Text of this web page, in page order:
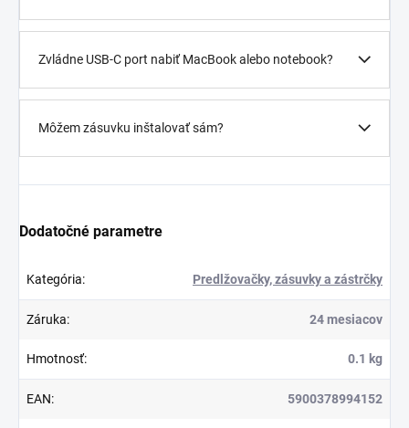
Zvládne USB-C port nabiť MacBook alebo notebook?
Môžem zásuvku inštalovať sám?
Dodatočné parametre
Kategória: Predlžovačky, zásuvky a zástrčky
Záruka: 24 mesiacov
Hmotnosť: 0.1 kg
EAN: 5900378994152